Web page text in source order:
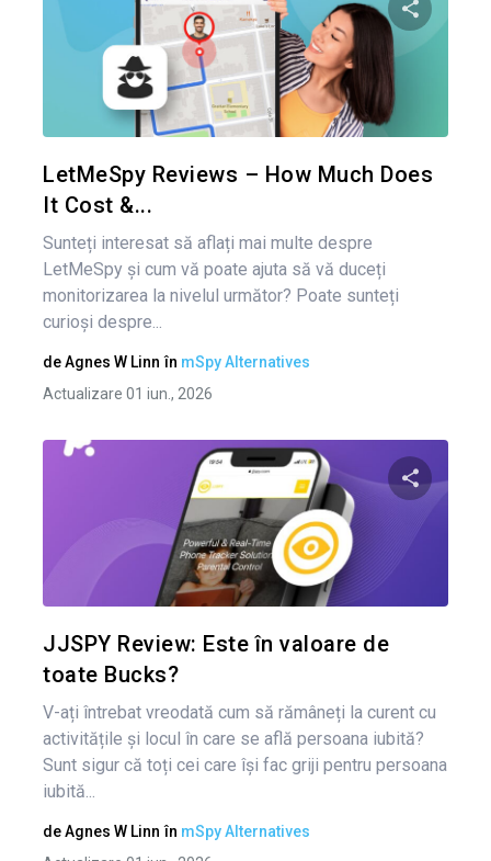
LetMeSpy Reviews – How Much Does
It Cost &...
Sunteți interesat să aflați mai multe despre
LetMeSpy și cum vă poate ajuta să vă duceți
monitorizarea la nivelul următor? Poate sunteți
curioși despre...
deAgnes W Linn în mSpy Alternatives
Actualizare 01 iun., 2026
JJSPY Review: Este în valoare de
toate Bucks?
V-ați întrebat vreodată cum să rămâneți la curent cu
activitățile și locul în care se află persoana iubită?
Sunt sigur că toți cei care își fac griji pentru persoana
iubită...
deAgnes W Linn în mSpy Alternatives